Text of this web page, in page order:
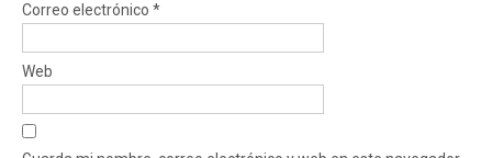
Correo electrónico *
Web